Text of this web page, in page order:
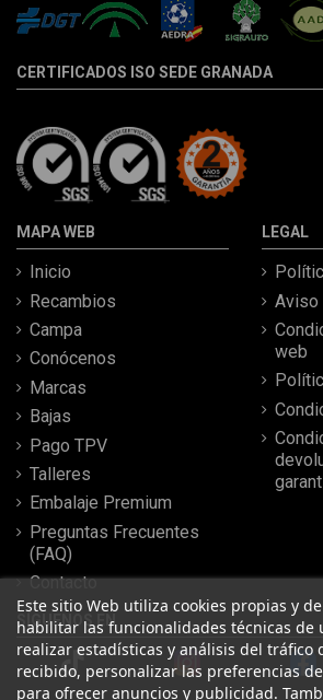
CERTIFICADOS ISO SEDE GRANADA
MAPA WEB
Inicio
Recambios
Campa
Conócenos
Marcas
Bajas
Pago TPV
Talleres
Embalaje Premium
Preguntas Frecuentes
(FAQ)
Contacto
LEGAL
Aviso
web
Este sitio Web utiliza cookies propias y
habilitar las funcionalidades técnicas de
realizar estadísticas y análisis del tráfico
recibido, personalizar las preferencias
para ofrecer anuncios y publicidad.
SÍGUENOS EN